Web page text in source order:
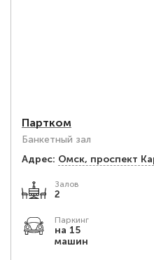
Партком
Банкетный зал
Адрес: Омск, проспект
Залов
2
Паркинг
на 15
машин